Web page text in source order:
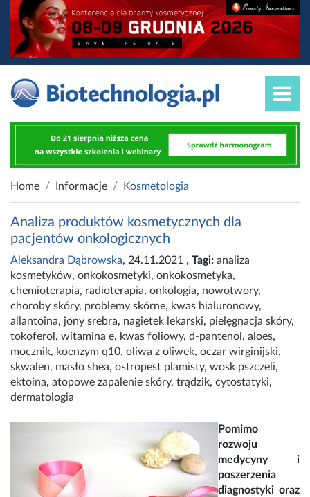
Home Informacje Kosmetologia
Analiza produktów kosmetycznych dla
pacjentów onkologicznych
Aleksandra Dąbrowska, 24.11.2021 , Tagi: analiza
kosmetyków, onkokosmetyki, onkokosmetyka,
chemioterapia, radioterapia, onkologia, nowotwory,
choroby skóry, problemy skórne, kwas hialuronowy,
allantoina, jony srebra, nagietek lekarski, pielęgnacja skóry,
tokoferol , witamina e, kwas foliowy, d-pantenol , aloes,
mocznik, koenzym q10, oliwa z oliwek, oczar wirginijski,
skwalen, masło shea, ostropest plamisty, wosk pszczeli,
ektoina, atopowe zapalenie skóry, trądzik, cytostatyki,
dermatologia
Pomimo
rozwoju
medycyny i
poszerzenia
diagnostyki oraz